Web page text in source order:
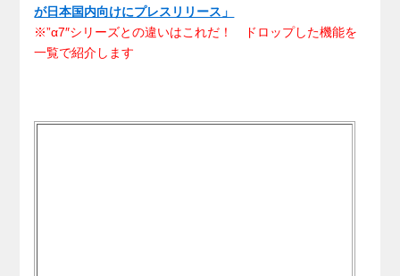
が日本国内向けにプレスリリース」
※”α7″シリーズとの違いはこれだ！ ドロップした機能を
一覧で紹介します